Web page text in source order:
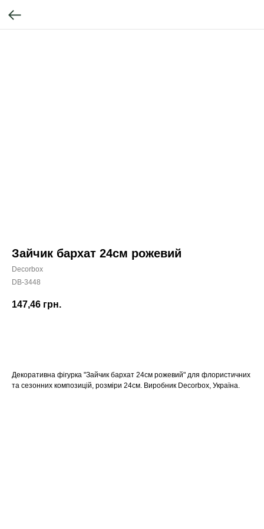
Зайчик бархат 24см рожевий
Decorbox
DB-3448
147,46 грн.
Декоративна фігурка "Зайчик бархат 24см рожевий" для флористичних
та сезонних композицій, розміри 24см. Виробник Decorbox, Україна.